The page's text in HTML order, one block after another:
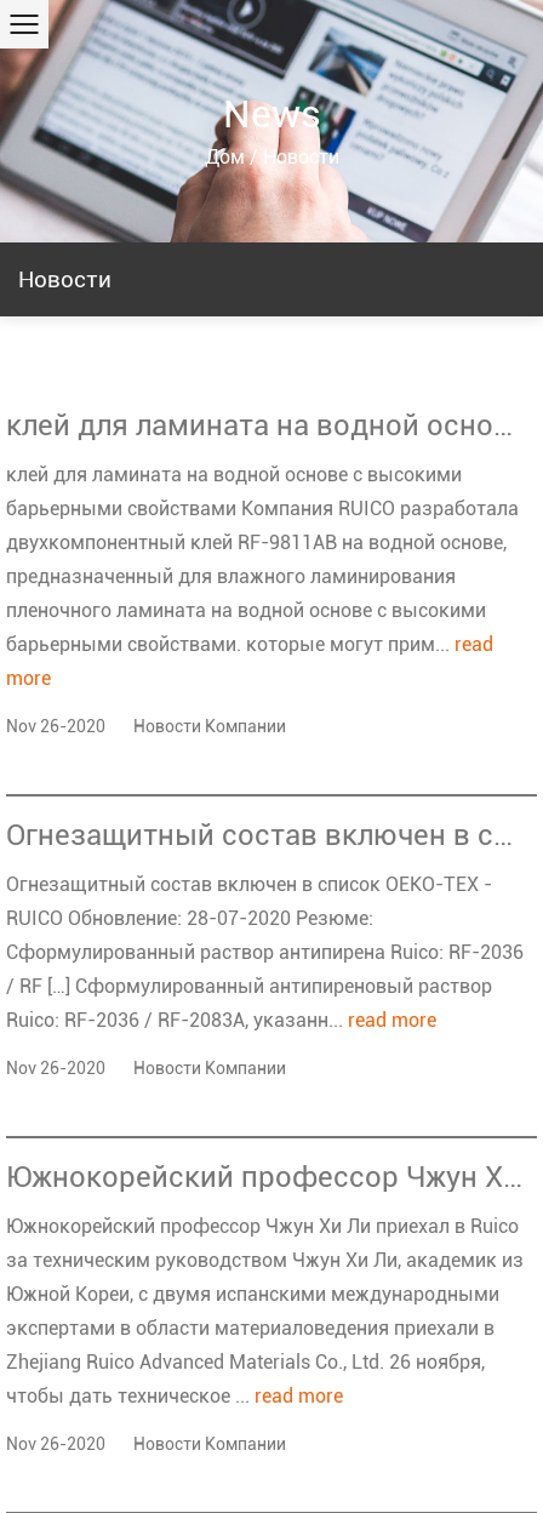
News
Дом/ Новости
Новости
клей для ламината на водной основе с высокими барьерными свойствами - RUICO
клей для ламината на водной основе с высокими
барьерными свойствами Компания RUICO разработала
двухкомпонентный клей RF-9811AB на водной основе,
предназначенный для влажного ламинирования
пленочного ламината на водной основе с высокими
барьерными свойствами. которые могут прим... read
more
Nov 26-2020 Новости Компании
Огнезащитный состав включен в список OEKO-TEX - RUICO
Огнезащитный состав включен в список OEKO-TEX -
RUICO Обновление: 28-07-2020 Резюме:
Сформулированный раствор антипирена Ruico: RF-2036
/ RF […] Сформулированный антипиреновый раствор
Ruico: RF-2036 / RF-2083A, указанн... read more
Nov 26-2020 Новости Компании
Южнокорейский профессор Чжун Хи Ли приехал в Ruico за техническим руководством
Южнокорейский профессор Чжун Хи Ли приехал в Ruico
за техническим руководством Чжун Хи Ли, академик из
Южной Кореи, с двумя испанскими международными
экспертами в области материаловедения приехали в
Zhejiang Ruico Advanced Materials Co., Ltd. 26 ноября,
чтобы дать техническое ... read more
Nov 26-2020 Новости Компании